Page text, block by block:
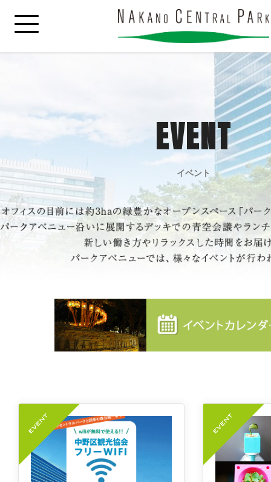
EVENT
イベント